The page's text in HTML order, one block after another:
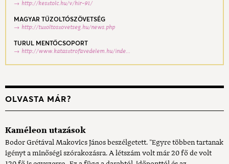
http://kesztolc.hu/v/hir-91/
MAGYAR TŰZOLTÓSZÖVETSÉG
http://tuzoltoszovetseg.hu/news.php
TURUL MENTŐCSOPORT
http://www.katasztrofavedelem.hu/inde...
OLVASTA MÁR?
Kaméleon utazások
Bodor Grétával Makovics János beszélgetett. "Egyre többen tartanak
igényt a minőségi szórakozásra. A létszám volt már 20 fő de volt